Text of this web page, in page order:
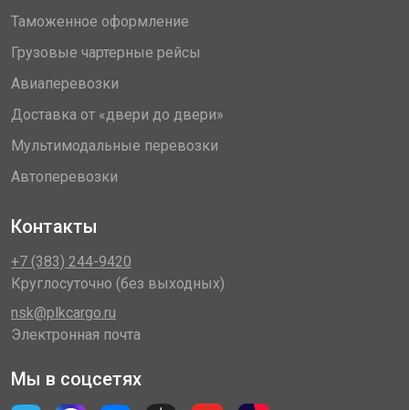
Таможенное оформление
Грузовые чартерные рейсы
Авиаперевозки
Доставка от «двери до двери»
Мультимодальные перевозки
Автоперевозки
Контакты
+7 (383) 244-9420
Круглосуточно (без выходных)
nsk@plkcargo.ru
Электронная почта
Мы в соцсетях